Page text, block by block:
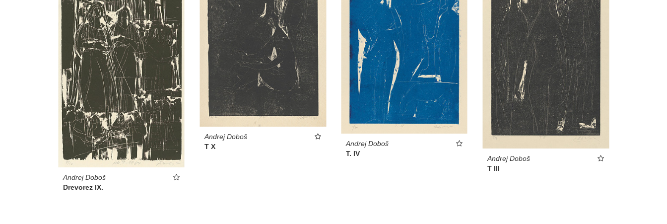
Andrej Doboš
Drevorez IX.
Andrej Doboš
T X
Andrej Doboš
T. IV
Andrej Doboš
T III